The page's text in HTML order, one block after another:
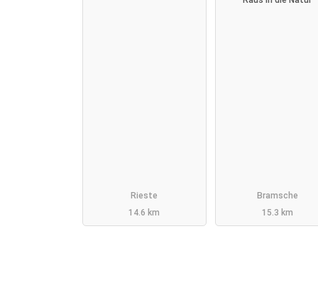
Rieste
14.6 km
Waldwinkel
Bramsche
15.3 km